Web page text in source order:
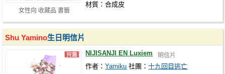
女性向 收藏品 書籤
材質：合成皮
Shu Yamino生日明信片
NIJISANJI EN Luxiem 明信片
作者：Yamiku 社團：十九回目逃亡